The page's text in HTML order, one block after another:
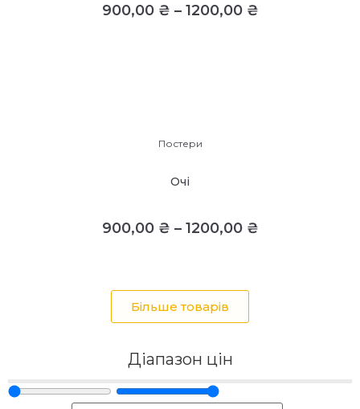
900,00 ₴ – 1200,00 ₴
Постери
Очі
900,00 ₴ – 1200,00 ₴
Більше товарів
Діапазон цін